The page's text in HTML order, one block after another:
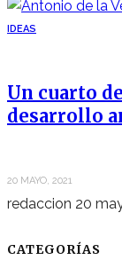
IDEAS
Un cuarto
desarrollo
20 MAYO, 2021
redaccion 20
CATEGORÍAS